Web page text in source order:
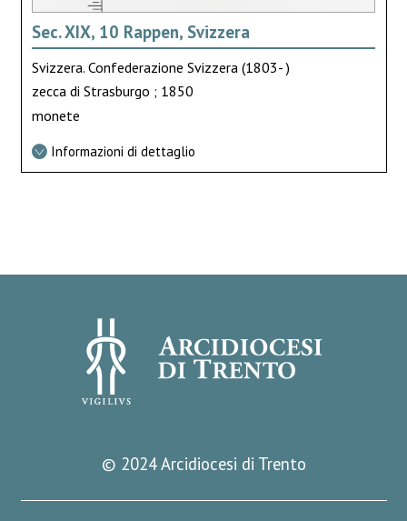
Sec. XIX, 10 Rappen, Svizzera
Svizzera. Confederazione Svizzera (1803- )
zecca di Strasburgo ; 1850
monete
Informazioni di dettaglio
© 2024 Arcidiocesi di Trento